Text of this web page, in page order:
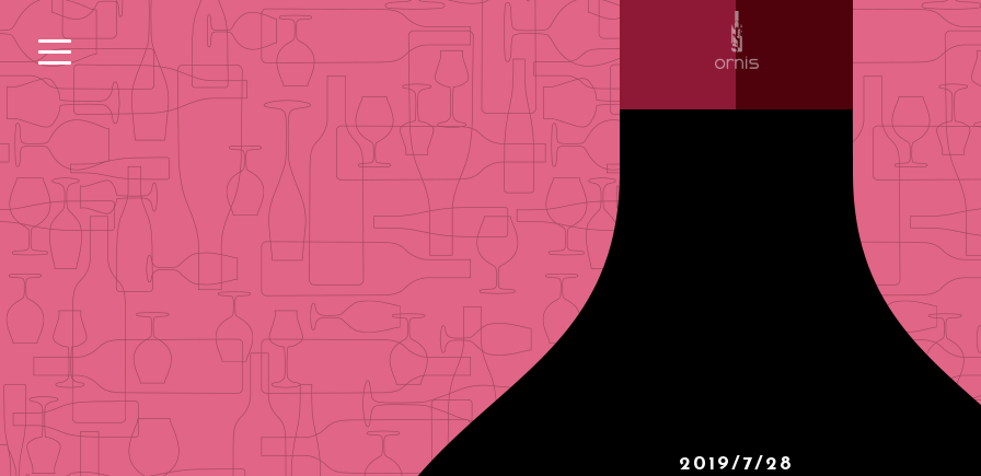
2019/7/28